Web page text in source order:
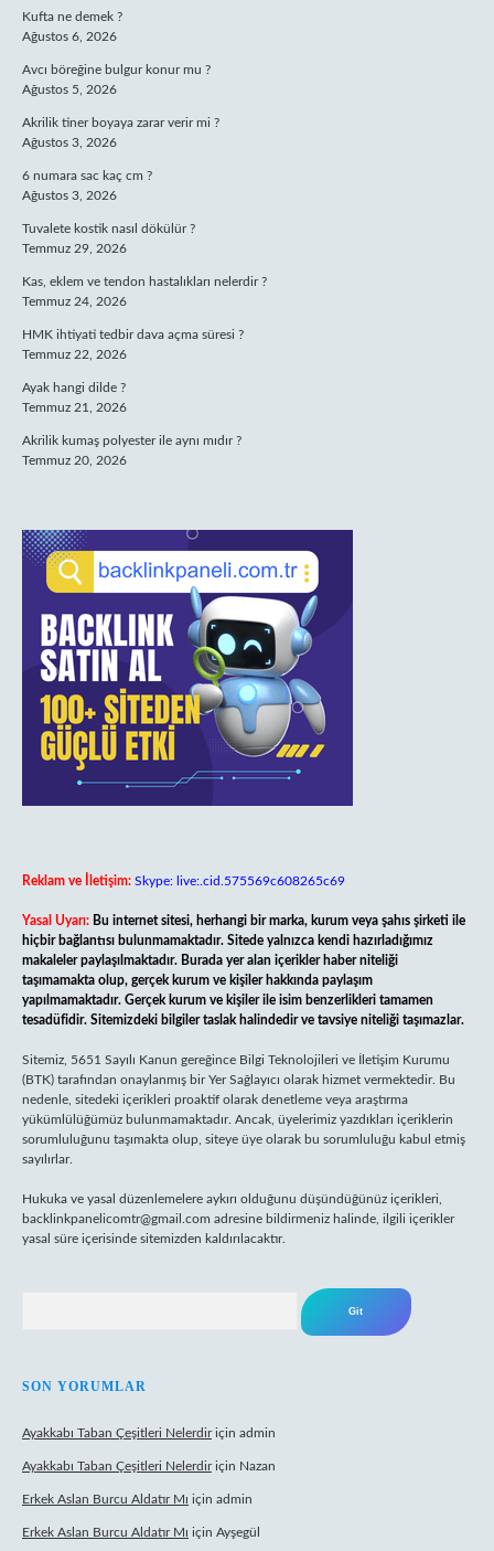
Kufta ne demek ?
Ağustos 6, 2026
Avcı böreğine bulgur konur mu ?
Ağustos 5, 2026
Akrilik tiner boyaya zarar verir mi ?
Ağustos 3, 2026
6 numara sac kaç cm ?
Ağustos 3, 2026
Tuvalete kostik nasıl dökülür ?
Temmuz 29, 2026
Kas, eklem ve tendon hastalıkları nelerdir ?
Temmuz 24, 2026
HMK ihtiyati tedbir dava açma süresi ?
Temmuz 22, 2026
Ayak hangi dilde ?
Temmuz 21, 2026
Akrilik kumaş polyester ile aynı mıdır ?
Temmuz 20, 2026
Reklam ve İletişim: Skype: live:.cid.575569c608265c69
Yasal Uyarı: Bu internet sitesi, herhangi bir marka, kurum veya şahıs şirketi ile
hiçbir bağlantısı bulunmamaktadır. Sitede yalnızca kendi hazırladığımız
makaleler paylaşılmaktadır. Burada yer alan içerikler haber niteliği
taşımamakta olup, gerçek kurum ve kişiler hakkında paylaşım
yapılmamaktadır. Gerçek kurum ve kişiler ile isim benzerlikleri tamamen
tesadüfidir. Sitemizdeki bilgiler taslak halindedir ve tavsiye niteliği taşımazlar.
Sitemiz, 5651 Sayılı Kanun gereğince Bilgi Teknolojileri ve İletişim Kurumu
(BTK) tarafından onaylanmış bir Yer Sağlayıcı olarak hizmet vermektedir. Bu
nedenle, sitedeki içerikleri proaktif olarak denetleme veya araştırma
yükümlülüğümüz bulunmamaktadır. Ancak, üyelerimiz yazdıkları içeriklerin
sorumluluğunu taşımakta olup, siteye üye olarak bu sorumluluğu kabul etmiş
sayılırlar.
Hukuka ve yasal düzenlemelere aykırı olduğunu düşündüğünüz içerikleri,
backlinkpanelicomtr@gmail.com adresine bildirmeniz halinde, ilgili içerikler
yasal süre içerisinde sitemizden kaldırılacaktır.
SON YORUMLAR
Ayakkabı Taban Çeşitleri Nelerdiriçin admin
Ayakkabı Taban Çeşitleri Nelerdiriçin Nazan
Erkek Aslan Burcu Aldatır Mı için admin
Erkek Aslan Burcu Aldatır Mı için Ayşegül